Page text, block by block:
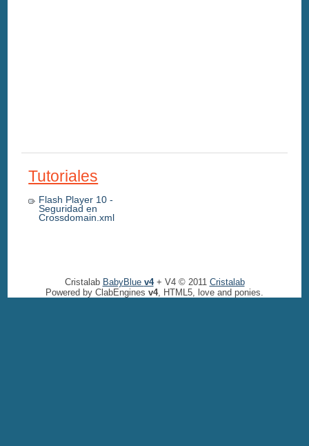
Tutoriales
Flash Player 10 -
Seguridad en
Crossdomain.xml
Cristalab BabyBlue v4+ V4 © 2011 Cristalab
Powered by ClabEngines v4, HTML5, love and ponies.